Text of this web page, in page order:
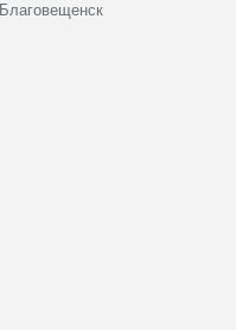
Благовещенск